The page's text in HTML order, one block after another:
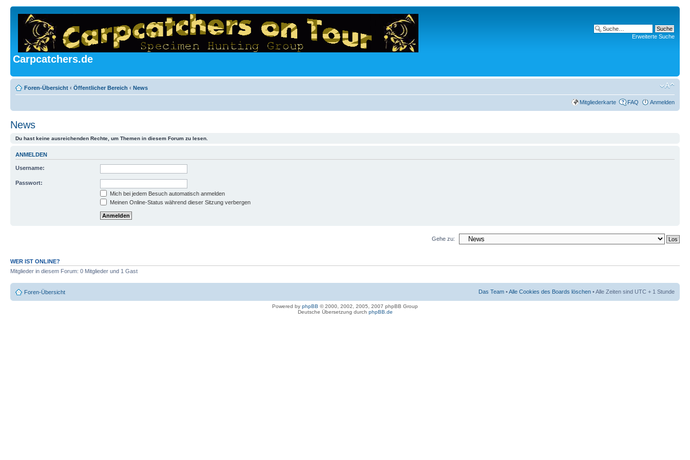
Carpcatchers.de
Erweiterte Suche
Foren-Übersicht ‹ Öffentlicher Bereich ‹ News
Mitgliederkarte FAQ Anmelden
News
Du hast keine ausreichenden Rechte, um Themen in diesem Forum zu lesen.
ANMELDEN
Username:
Passwort:
Mich bei jedem Besuch automatisch anmelden
Meinen Online-Status während dieser Sitzung verbergen
Gehe zu:
WER IST ONLINE?
Mitglieder in diesem Forum: 0 Mitglieder und 1 Gast
Foren-Übersicht Das Team •Alle Cookies des Boards löschen • Alle Zeiten sind UTC + 1 Stunde
Powered by phpBB © 2000, 2002, 2005, 2007 phpBB Group
Deutsche Übersetzung durch phpBB.de